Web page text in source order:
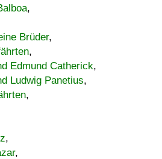
,
Brüder,
,
Edmund Catherick,
Ludwig Panetius,
,
,
,